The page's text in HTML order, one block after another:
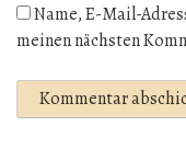
Name, E-Mail-
meinen nächsten